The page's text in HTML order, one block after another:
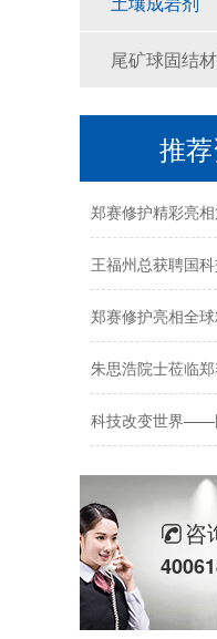
尾矿球固结
推
腾格里沙漠长出了
咨